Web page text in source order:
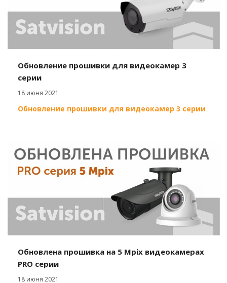
Обновление прошивки для видеокамер 3
серии
18 июня 2021
Обновление прошивки для видеокамер 3 серии
Обновлена прошивка на 5 Mpix видеокамерах
PRO серии
18 июня 2021